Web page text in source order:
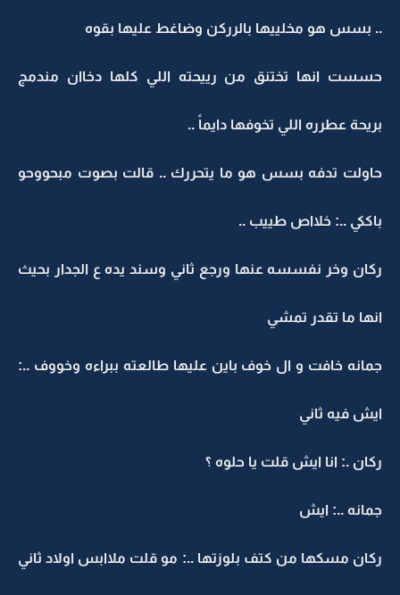
.. بسس هو مخلييها بالرركن وضاغط عليها بقوه
حسست انها تختنق من رييحته اللي كلها دخاان مندمج
بريحة عطرره اللي تخوفها دايماً ..
حاولت تدفه بسس هو ما يتحررك .. قالت بصوت مبحووحو
باككي ..: خلااص طييب ..
ركان وخر نفسسه عنها ورجع ثاني وسند يده ع الجدار بحيث
انها ما تقدر تمشي
جمانه خافت و ال خوف باين عليها طالعته ببراءه وخووف ..:
ايش فيه ثاني
ركان .: انا ايش قلت يا حلوه ؟
جمانه ..: ايش
ركان مسكها من كتف بلوزتها ..: مو قلت ملاابس اولاد ثاني